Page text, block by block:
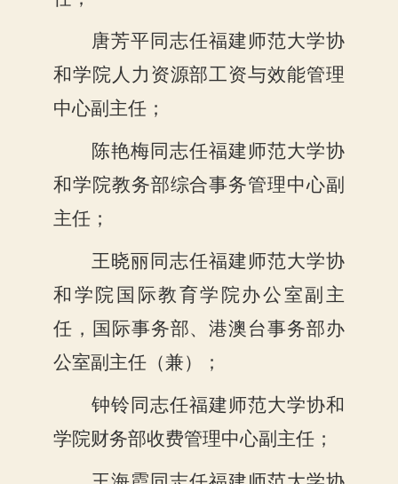
唐芳平同志任福建师范大学协
和学院人力资源部工资与效能管理
中心副主任；
陈艳梅同志任福建师范大学协
和学院教务部综合事务管理中心副
主任；
王晓丽同志任福建师范大学协
和学院国际教育学院办公室副主
任，国际事务部、港澳台事务部办
公室副主任（兼）；
钟铃同志任福建师范大学协和
学院财务部收费管理中心副主任；